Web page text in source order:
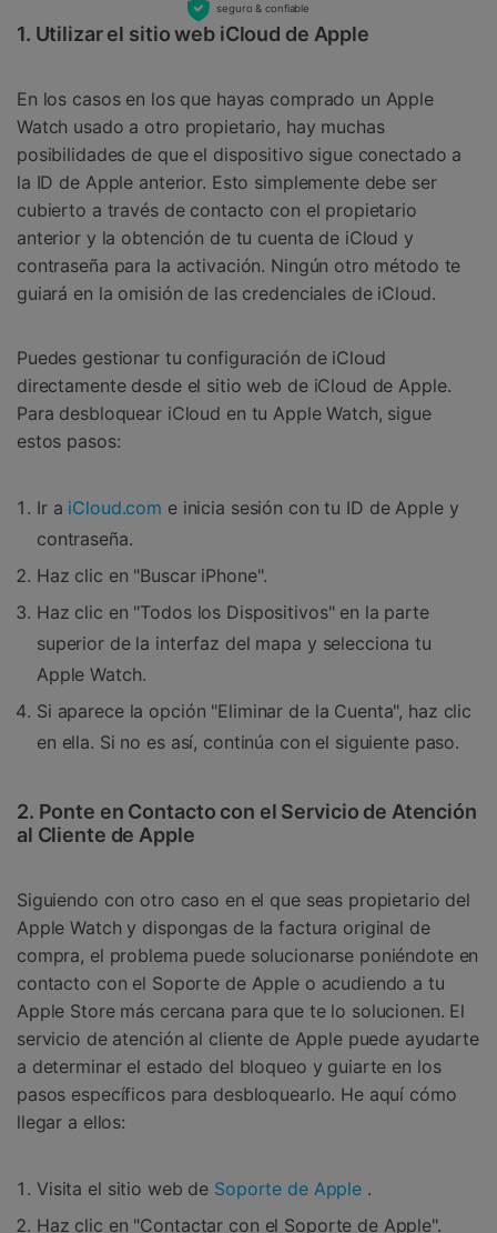
seguro & confiable
1. Utilizar el sitio web iCloud de Apple
En los casos en los que hayas comprado un Apple
Watch usado a otro propietario, hay muchas
posibilidades de que el dispositivo sigue conectado a
la ID de Apple anterior. Esto simplemente debe ser
cubierto a través de contacto con el propietario
anterior y la obtención de tu cuenta de iCloud y
contraseña para la activación. Ningún otro método te
guiará en la omisión de las credenciales de iCloud.
Puedes gestionar tu configuración de iCloud
directamente desde el sitio web de iCloud de Apple.
Para desbloquear iCloud en tu Apple Watch, sigue
estos pasos:
Ir a iCloud.com e inicia sesión con tu ID de Apple y
contraseña.
Haz clic en "Buscar iPhone".
Haz clic en "Todos los Dispositivos" en la parte
superior de la interfaz del mapa y selecciona tu
Apple Watch.
Si aparece la opción "Eliminar de la Cuenta", haz clic
en ella. Si no es así, continúa con el siguiente paso.
2. Ponte en Contacto con el Servicio de Atención
al Cliente de Apple
Siguiendo con otro caso en el que seas propietario del
Apple Watch y dispongas de la factura original de
compra, el problema puede solucionarse poniéndote en
contacto con el Soporte de Apple o acudiendo a tu
Apple Store más cercana para que te lo solucionen. El
servicio de atención al cliente de Apple puede ayudarte
a determinar el estado del bloqueo y guiarte en los
pasos específicos para desbloquearlo. He aquí cómo
llegar a ellos:
Visita el sitio web de Soporte de Apple .
Haz clic en "Contactar con el Soporte de Apple".